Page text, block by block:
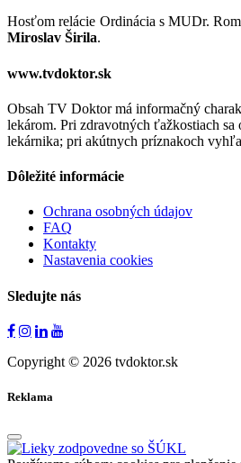
Hosťom relácie Ordinácia s MUDr.
Miroslav Širila.
www.tvdoktor.sk
Obsah TV Doktor má informačný
lekárom. Pri zdravotných ťažkostiach sa
lekárnika; pri akútnych príznakoch
Dôležité informácie
Ochrana osobných údajov
FAQ
Kontakty
Nastavenia cookies
Sledujte nás
Copyright © 2026 tvdoktor.sk
Reklama